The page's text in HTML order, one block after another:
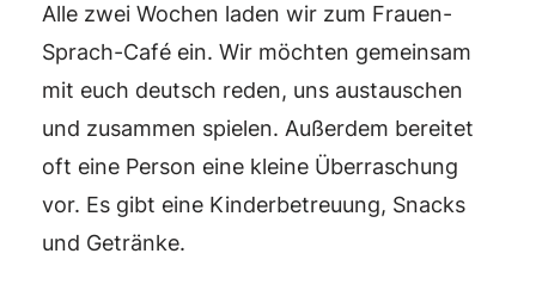
Alle zwei Wochen laden wir zum Frauen-
Sprach-Café ein. Wir möchten gemeinsam
mit euch deutsch reden, uns austauschen
und zusammen spielen. Außerdem bereitet
oft eine Person eine kleine Überraschung
vor. Es gibt eine Kinderbetreuung, Snacks
und Getränke.